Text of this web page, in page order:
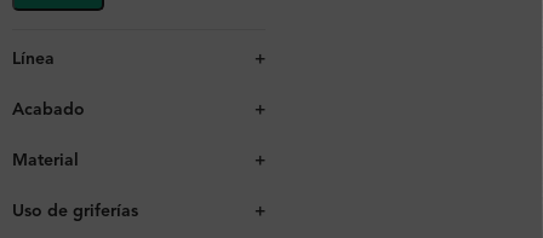
Línea +
Acabado +
Material +
Uso de griferías +